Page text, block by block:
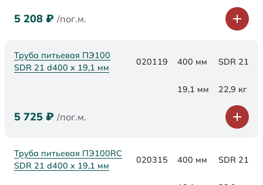
5 208 ₽ /пог.м.
Труба питьевая ПЭ100
SDR 21 d400 х 19,1 мм
020119 400 мм SDR 21
19,1 мм 22,9 кг
5 725 ₽ /пог.м.
Труба питьевая ПЭ100RC
SDR 21 d400 х 19,1 мм
020315 400 мм SDR 21